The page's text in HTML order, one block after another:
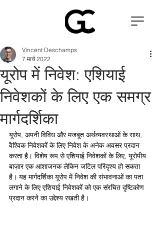
यूरोप में निवेश: एशियाई
निवेशकों के लिए एक समग्र
मार्गदर्शिका
Vincent Deschamps
7 मार्च 2022
यूरोप, अपनी विविध और मजबूत अर्थव्यवस्थाओं के साथ,
वैश्विक निवेशकों के लिए निवेश के अनेक अवसर प्रदान
करता है। विशेष रूप से एशियाई निवेशकों के लिए, यूरोपीय
बाज़ार एक आशाजनक लेकिन जटिल परिदृश्य हो सकता
है। यह मार्गदर्शिका यूरोप में निवेश की संभावनाओं का पता
लगाने के लिए एशियाई निवेशकों को एक संरचित दृष्टिकोण
प्रदान करने का उद्देश्य रखती है।